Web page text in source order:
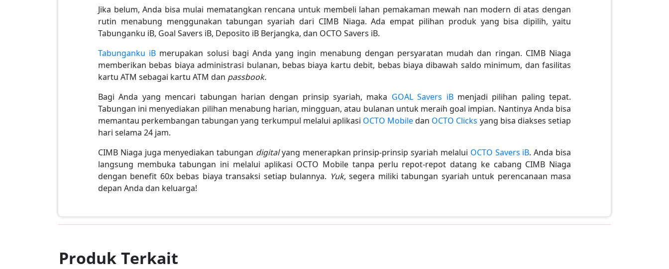
Jika belum, Anda bisa mulai mematangkan rencana untuk membeli lahan pemakaman mewah nan modern di atas dengan
rutin menabung menggunakan tabungan syariah dari CIMB Niaga. Ada empat pilihan produk yang bisa dipilih, yaitu
Tabunganku iB, Goal Savers iB, Deposito iB Berjangka, dan OCTO Savers iB.
Tabunganku iB merupakan solusi bagi Anda yang ingin menabung dengan persyaratan mudah dan ringan. CIMB Niaga
memberikan bebas biaya administrasi bulanan, bebas biaya kartu debit, bebas biaya dibawah saldo minimum, dan fasilitas
kartu ATM sebagai kartu ATM dan passbook.
Bagi Anda yang mencari tabungan harian dengan prinsip syariah, maka GOAL Savers iBmenjadi pilihan paling tepat.
Tabungan ini menyediakan pilihan menabung harian, mingguan, atau bulanan untuk meraih goal impian. Nantinya Anda bisa
memantau perkembangan tabungan yang terkumpul melalui aplikasi OCTO Mobiledan OCTO Clicks yang bisa diakses setiap
hari selama 24 jam.
CIMB Niaga juga menyediakan tabungan digitalyang menerapkan prinsip-prinsip syariah melalui OCTO Savers iB. Anda bisa
langsung membuka tabungan ini melalui aplikasi OCTO Mobile tanpa perlu repot-repot datang ke cabang CIMB Niaga
dengan benefit 60x bebas biaya transaksi setiap bulannya. Yuk, segera miliki tabungan syariah untuk perencanaan masa
depan Anda dan keluarga!
Produk Terkait